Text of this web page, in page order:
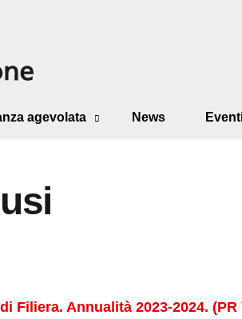
agevolata News
Filiera. Annualità 2023-2024. (PR